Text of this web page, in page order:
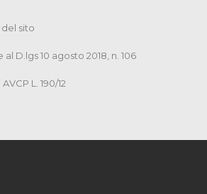
sito
D.lgs 10 agosto 2018, n. 106
L. 190/12